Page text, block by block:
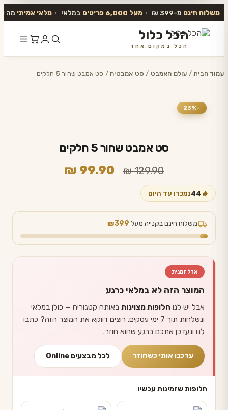
משלוח חינם מ-399 ₪ • מעל 6,000 פריטים במלאי • מלאי אמיתי מה
הכל כלול
הכל במקום אחד
לתוכן
עמוד הבית/ עולם האמבט / סט אמבטיה / סט אמבט שחור 5 חלקים
-23%
סט אמבט שחור 5 חלקים
₪129.90
המחיר
₪ 129.90.
₪ 99.90
₪ 99.90.
🔥
44נמכרו עד היום
משלוח חינם בקנייה מעל ₪399
אזל זמנית
המוצר הזה לא במלאי כרגע
אבל יש לנו חלופות מצוינות באותה קטגוריה — כולן במלאי
ונשלחות תוך 7 ימי עסקים. רוצים דווקא את המוצר הזה? כתבו
לנו ונעדכן אתכם ברגע שהוא חוזר.
עדכנו אותי כשחוזר לכל מבצעים Online
חלופות שזמינות עכשיו